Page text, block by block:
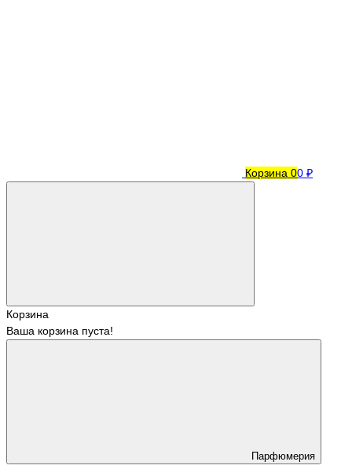
Корзина 00 ₽
Корзина
Ваша корзина пуста!
Парфюмерия